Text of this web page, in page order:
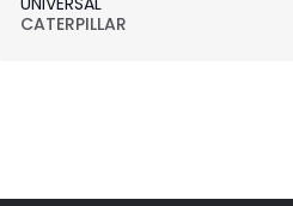
CATERPILLAR